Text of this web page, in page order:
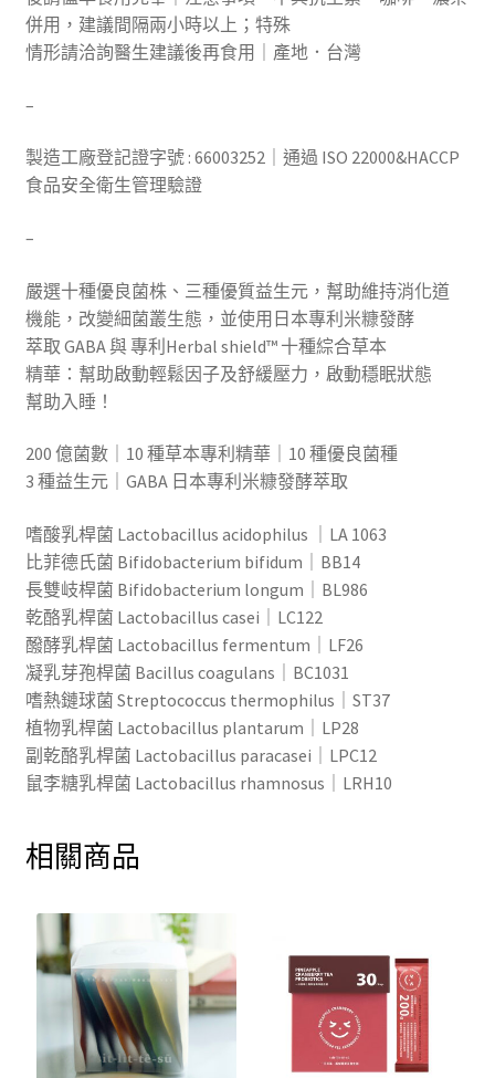
併用，建議間隔兩小時以上；特殊
情形請洽詢醫生建議後再食用｜產地．台灣
–
製造工廠登記證字號 : 66003252｜通過 ISO 22000&HACCP
食品安全衛生管理驗證
–
嚴選十種優良菌株、三種優質益生元，幫助維持消化道
機能，改變細菌叢生態，並使用日本專利米糠發酵
萃取 GABA 與 專利Herbal shield™ 十種綜合草本
精華：幫助啟動輕鬆因子及舒緩壓力，啟動穩眠狀態
幫助入睡！
200 億菌數｜10 種草本專利精華｜10 種優良菌種
3 種益生元｜GABA 日本專利米糠發酵萃取
嗜酸乳桿菌 Lactobacillus acidophilus ｜LA 1063
比菲德氏菌 Bifidobacterium bifidum｜BB14
長雙岐桿菌 Bifidobacterium longum｜BL986
乾酪乳桿菌 Lactobacillus casei｜LC122
醱酵乳桿菌 Lactobacillus fermentum｜LF26
凝乳芽孢桿菌 Bacillus coagulans｜BC1031
嗜熱鏈球菌 Streptococcus thermophilus｜ST37
植物乳桿菌 Lactobacillus plantarum｜LP28
副乾酪乳桿菌 Lactobacillus paracasei｜LPC12
鼠李糖乳桿菌 Lactobacillus rhamnosus｜LRH10
相關商品